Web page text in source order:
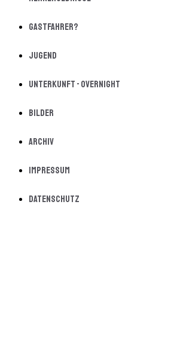
Gastfahrer?
Jugend
Unterkunft - Overnight
Bilder
Archiv
Impressum
Datenschutz